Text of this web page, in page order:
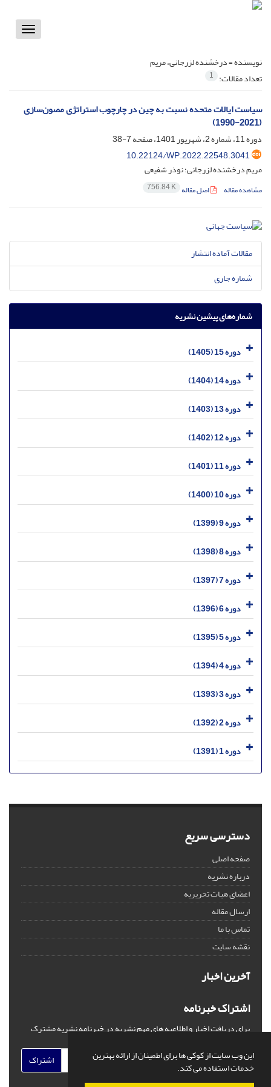
این وب سایت از کوکی ها برای اطمینان از ارائه بهترین
خدمات استفاده می کند.
Toggle
نویسنده =درخشنده لزرجانی، مریم
تعداد مقالات: 1
سیاست ایالات متحده نسبت به چین در چارچوب استراتژی مصون‌سازی
(2021-1990)
دوره 11، شماره 2، شهریور 1401، صفحه
7-38
10.22124/WP.2022.22548.3041
مریم درخشنده لزرجانی؛ نوذر شفیعی
مشاهده مقاله اصل مقاله 756.84 K
مقالات آماده انتشار
شماره جاری
شماره‌های پیشین نشریه
دوره 15 (1405)
دوره 14 (1404)
دوره 13 (1403)
دوره 12 (1402)
دوره 11 (1401)
دوره 10 (1400)
دوره 9 (1399)
دوره 8 (1398)
دوره 7 (1397)
دوره 6 (1396)
دوره 5 (1395)
دوره 4 (1394)
دوره 3 (1393)
دوره 2 (1392)
دوره 1 (1391)
دسترسی سریع
صفحه اصلی
درباره نشریه
اعضای هیات تحریریه
ارسال مقاله
تماس با ما
نقشه سایت
آخرین اخبار
اشتراک خبرنامه
برای دریافت اخبار و اطلاعیه های مهم نشریه در خبرنامه نشریه مشترک
اشتراک